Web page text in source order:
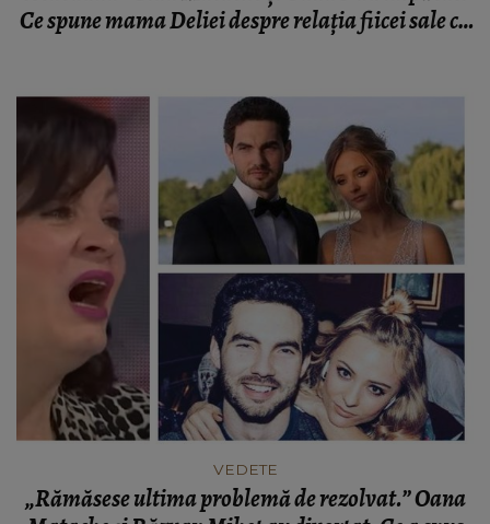
Ce spune mama Deliei despre relația fiicei sale cu
VEDETE
„Rămăsese ultima problemă de rezolvat.” Oana